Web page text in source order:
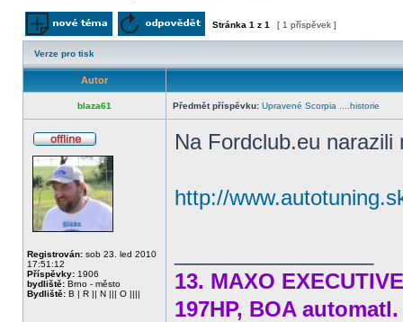
Odeslat nové téma Odpovědět na téma
Stránka 1 z 1 [ 1 příspěvek ]
Verze pro tisk
Autor
blaza61 Předmět příspěvku: Upravené Scorpia ....historie
Registrován: sob 23. led 2010
17:51:12
Příspěvky: 1906
bydliště: Brno - město
Bydliště: B | R || N ||| O ||||
Na Fordclub.eu narazili
http://
13. MAXO
197HP, BOA automatl.